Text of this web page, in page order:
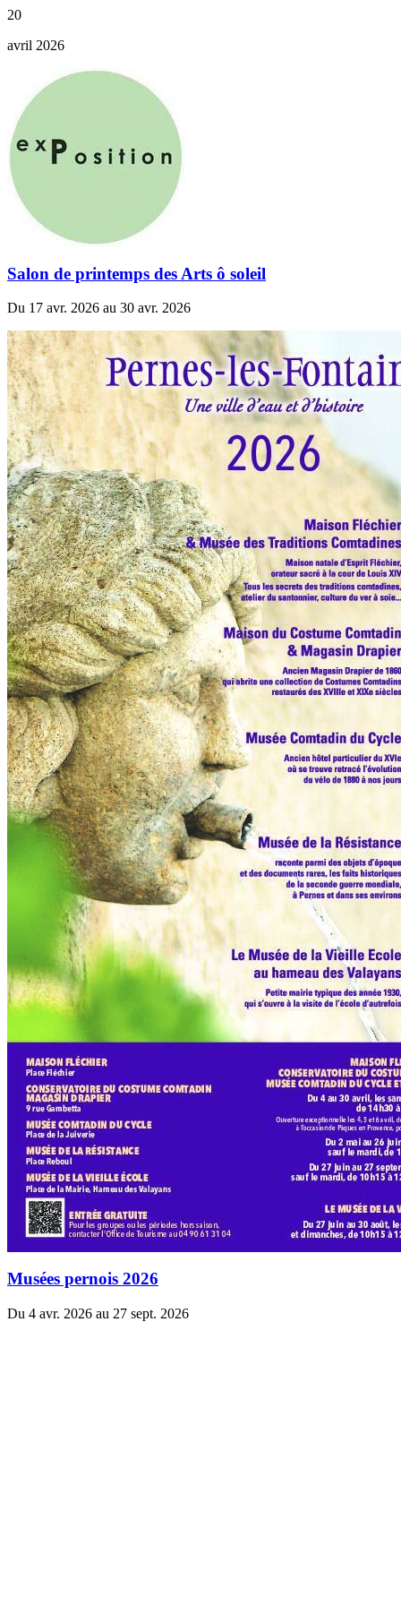
20
avril 2026
Salon de printemps des Arts ô soleil
Du 17 avr. 2026 au 30 avr. 2026
Musées pernois 2026
Du 4 avr. 2026 au 27 sept. 2026